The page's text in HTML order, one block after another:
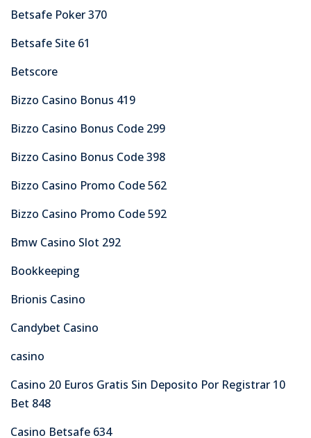
Betsafe Poker 370
Betsafe Site 61
Betscore
Bizzo Casino Bonus 419
Bizzo Casino Bonus Code 299
Bizzo Casino Bonus Code 398
Bizzo Casino Promo Code 562
Bizzo Casino Promo Code 592
Bmw Casino Slot 292
Bookkeeping
Brionis Casino
Candybet Casino
casino
Casino 20 Euros Gratis Sin Deposito Por Registrar 10
Bet 848
Casino Betsafe 634